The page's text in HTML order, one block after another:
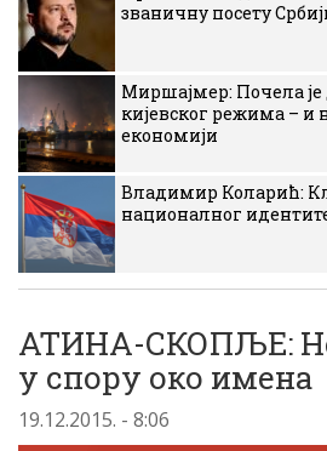
званичну посету
Миршајмер: Почела је
кијевског режима – и
економији
Владимир Коларић:
националног
АТИНА-СКОПЉЕ:
у спору око имена
19.12.2015. - 8:06